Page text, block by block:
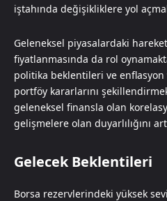
iştahında değişikliklere yol
Geleneksel piyasalardaki
fiyatlanmasında da rol
politika beklentileri ve enflasyon
portföy kararlarını
geleneksel finansla olan
gelişmelere olan duyarlılığını
Gelecek Beklentileri
Borsa rezervlerindeki yüksek